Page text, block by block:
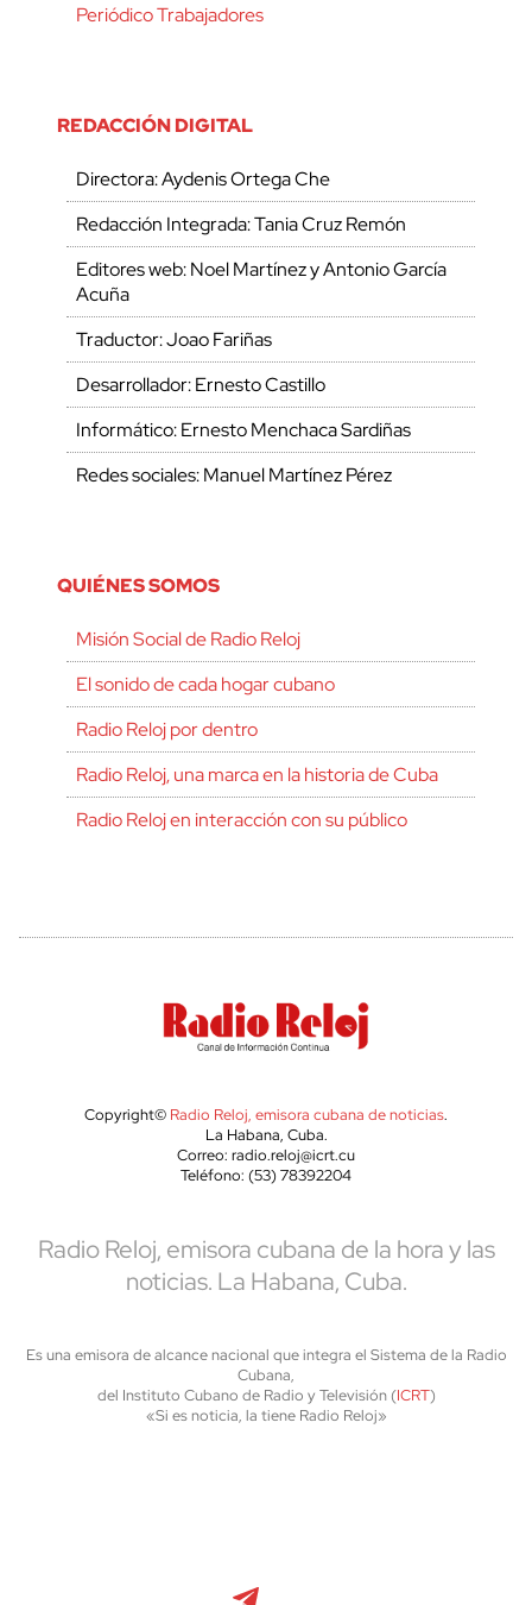
Periódico Trabajadores
REDACCIÓN DIGITAL
Directora: Aydenis Ortega Che
Redacción Integrada: Tania Cruz Remón
Editores web: Noel Martínez y Antonio García
Acuña
Traductor: Joao Fariñas
Desarrollador: Ernesto Castillo
Informático: Ernesto Menchaca Sardiñas
Redes sociales: Manuel Martínez Pérez
QUIÉNES SOMOS
Misión Social de Radio Reloj
El sonido de cada hogar cubano
Radio Reloj por dentro
Radio Reloj, una marca en la historia de Cuba
Radio Reloj en interacción con su público
Copyright© Radio Reloj, emisora cubana de noticias.
La Habana, Cuba.
Correo: radio.reloj@icrt.cu
Teléfono: (53) 78392204
Radio Reloj, emisora cubana de la hora y las
noticias. La Habana, Cuba.
Es una emisora de alcance nacional que integra el Sistema de la Radio
Cubana,
del Instituto Cubano de Radio y Televisión (ICRT)
«Si es noticia, la tiene Radio Reloj»